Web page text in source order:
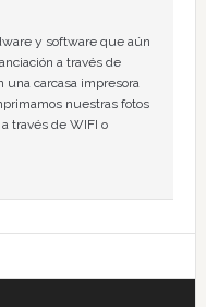
y software que aún
a través de
carcasa impresora
nuestras fotos
través de WIFI o